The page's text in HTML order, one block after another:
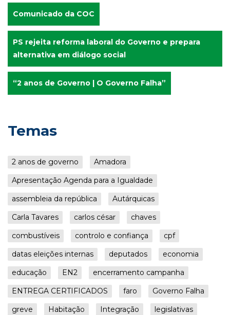
Comunicado da COC
PS rejeita reforma laboral do Governo e prepara
alternativa em diálogo social
“2 anos de Governo | O Governo Falha”
Temas
2 anos de governo
Amadora
Apresentação Agenda para a Igualdade
assembleia da república
Autárquicas
Carla Tavares
carlos césar
chaves
combustíveis
controlo e confiança
cpf
datas eleições internas
deputados
economia
educação
EN2
encerramento campanha
ENTREGA CERTIFICADOS
faro
Governo Falha
greve
Habitação Integração
legislativas